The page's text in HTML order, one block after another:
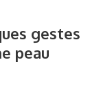
gestes
peau